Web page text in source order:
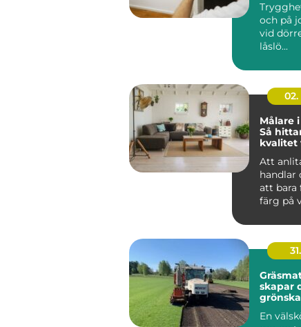
och på
vid
låslö...
Målare
Så
kvalitet
Att
handlar
att bara
färg på
skapar
En